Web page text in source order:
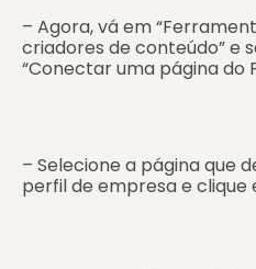
– Agora, vá em
criadores de conteúdo” e
“Conectar uma página do
– Selecione a página que
perfil de empresa e clique